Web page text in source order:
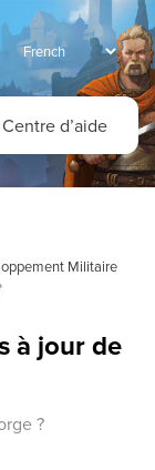
Militaire
à jour de
?